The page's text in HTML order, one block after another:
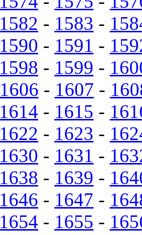
1582 - 1583 -
1590 - 1591 -
1598 - 1599 -
1606 - 1607 -
1614 - 1615 -
1622 - 1623 -
1630 - 1631 -
1638 - 1639 -
1646 - 1647 -
1654 - 1655 -